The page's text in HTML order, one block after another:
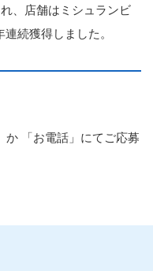
、店舗はミシュランビ
続獲得しました。
か 「お電話」にてご応募